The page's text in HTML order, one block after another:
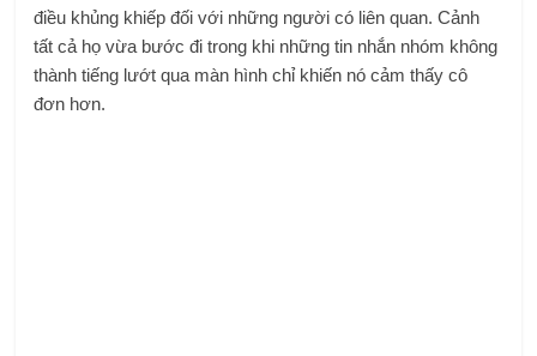
điều khủng khiếp đối với những người có liên quan. Cảnh
tất cả họ vừa bước đi trong khi những tin nhắn nhóm không
thành tiếng lướt qua màn hình chỉ khiến nó cảm thấy cô
đơn hơn.